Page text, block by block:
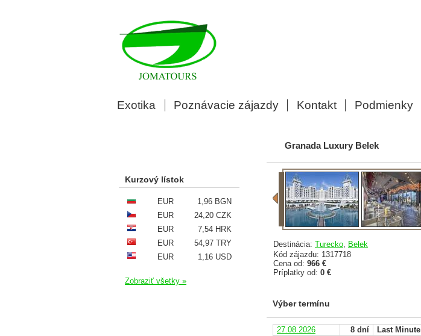
Exotika Poznávacie zájazdy Kontakt Podmienky
Granada Luxury Belek
Destinácia: Turecko, Belek
Kód zájazdu: 1317718
Cena od: 966 €
Príplatky od: 0 €
Výber termínu
27.08.2026 8 dní Last Minute
Kurzový lístok
EUR
1,96 BGN
EUR
24,20 CZK
EUR
7,54 HRK
EUR
54,97 TRY
EUR
1,16 USD
Zobraziť všetky »